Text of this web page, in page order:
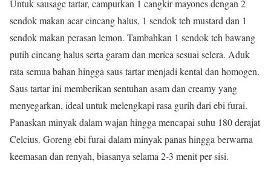
Untuk sausage tartar, campurkan 1 cangkir mayones dengan 2
sendok makan acar cincang halus, 1 sendok teh mustard dan 1
sendok makan perasan lemon. Tambahkan 1 sendok teh bawang
putih cincang halus serta garam dan merica sesuai selera. Aduk
rata semua bahan hingga saus tartar menjadi kental dan homogen.
Saus tartar ini memberikan sentuhan asam dan creamy yang
menyegarkan, ideal untuk melengkapi rasa gurih dari ebi furai.
Panaskan minyak dalam wajan hingga mencapai suhu 180 derajat
Celcius. Goreng ebi furai dalam minyak panas hingga berwarna
keemasan dan renyah, biasanya selama 2-3 menit per sisi.